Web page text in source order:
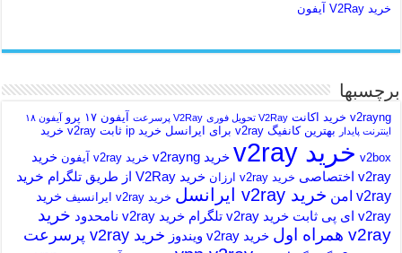
خرید V2Ray آیفون
برچسبها
v2rayng خرید اکانت V2Ray تحویل فوری V2Ray پرسرعت آیفون ۱۷ پرو
آیفون ۱۸
اینترنت پایدار
بهترین کانفیگ v2ray برای ایرانسل خرید ip ثابت v2ray
خرید
v2box خرید v2ray خرید v2rayng خرید v2ray آیفون
خرید
v2ray اختصاصی
خرید v2ray ارزان خرید V2Ray از طریق تلگرام
خرید
v2ray امن
خرید v2ray ایرانسل خرید v2ray ایرانسیف
خرید
v2ray ای پی ثابت
خرید v2ray تلگرام خرید v2ray نامحدود
خرید
v2ray همراه اول
خرید v2ray ویندوز خرید v2ray پرسرعت